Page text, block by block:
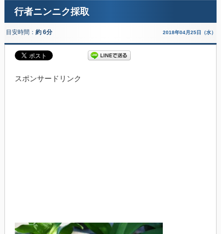
行者ニンニク採取
目安時間： 約 6分 2018年04月25日（水）
スポンサードリンク